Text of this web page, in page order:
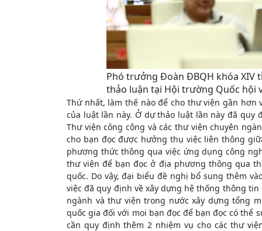
Phó trưởng Đoàn ĐBQH khóa XIV
thảo luận tại Hội trường Quốc hội
Thứ nhất, làm thế nào để cho thư viện gần
của luật lần này. Ở dự thảo luật lần này đã quy
Thư viện công cộng và các thư viện chuyên
cho bạn đọc được hưởng thụ việc liên thông
phương thức thông qua việc ứng dụng công
thư viện để bạn đọc ở địa phương thông qua
quốc. Do vậy, đại biểu đề nghị bổ sung thêm
việc đã quy định về xây dựng hệ thống thông
ngành và thư viện trong nước xây dựng tổng
quốc gia đối với mọi bạn đọc để bạn đọc có thể
cần quy định thêm 2 nhiệm vụ cho các thư